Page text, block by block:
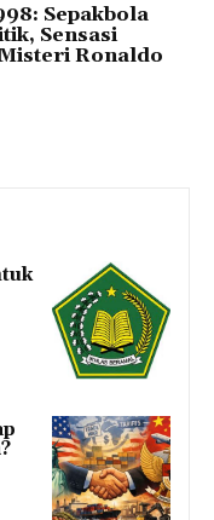
Sepakbola
Sensasi
Ronaldo